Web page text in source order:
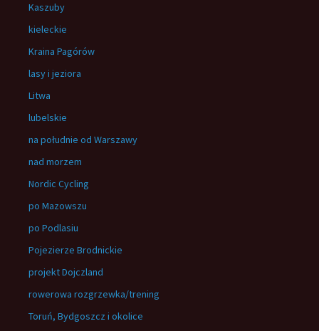
Kaszuby
kieleckie
Kraina Pagórów
lasy i jeziora
Litwa
lubelskie
na południe od Warszawy
nad morzem
Nordic Cycling
po Mazowszu
po Podlasiu
Pojezierze Brodnickie
projekt Dojczland
rowerowa rozgrzewka/trening
Toruń, Bydgoszcz i okolice